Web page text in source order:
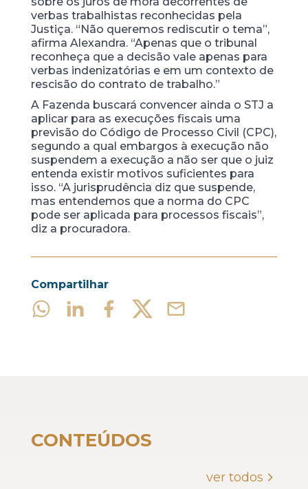
verbas trabalhistas reconhecidas pela
Justiça. “Não queremos rediscutir o tema”,
afirma Alexandra. “Apenas que o tribunal
reconheça que a decisão vale apenas para
verbas indenizatórias e em um contexto de
rescisão do contrato de trabalho.”
A Fazenda buscará convencer ainda o STJ a
aplicar para as execuções fiscais uma
previsão do Código de Processo Civil (CPC),
segundo a qual embargos à execução não
suspendem a execução a não ser que o juiz
entenda existir motivos suficientes para
isso. “A jurisprudência diz que suspende,
mas entendemos que a norma do CPC
pode ser aplicada para processos fiscais”,
diz a procuradora.
Compartilhar
CONTEÚDOS
ver todos